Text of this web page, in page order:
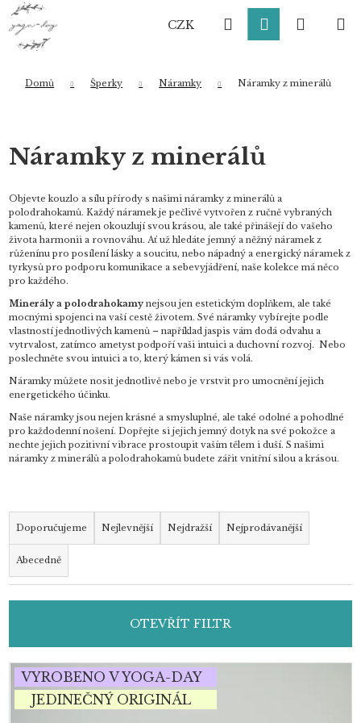
Přejít
obsah
CZK HledatPřihlášení
Domů Šperky Náramky Náramky z minerálů
Náramky z minerálů
Objevte kouzlo a sílu přírody s našimi náramky z minerálů a
polodrahokamů. Každý náramek je pečlivě vytvořen z ručně vybraných
kamenů, které nejen okouzlují svou krásou, ale také přinášejí do vašeho
života harmonii a rovnováhu. Ať už hledáte jemný a něžný náramek z
růženínu pro posílení lásky a soucitu, nebo nápadný a energický náramek z
tyrkysů pro podporu komunikace a sebevyjádření, naše kolekce má něco
pro každého.
Minerály a polodrahokamy nejsou jen estetickým doplňkem, ale také
mocnými spojenci na vaší cestě životem. Své náramky vybírejte podle
vlastností jednotlivých kamenů – například jaspis vám dodá odvahu a
vytrvalost, zatímco ametyst podpoří vaši intuici a duchovní rozvoj. Nebo
poslechněte svou intuici a to, který kámen si vás volá.
Náramky můžete nosit jednotlivě nebo je vrstvit pro umocnění jejich
energetického účinku.
Naše náramky jsou nejen krásné a smysluplné, ale také odolné a pohodlné
pro každodenní nošení. Dopřejte si jejich jemný dotyk na své pokožce a
nechte jejich pozitivní vibrace prostoupit vaším tělem i duší. S našimi
náramky z minerálů a polodrahokamů budete zářit vnitřní silou a krásou.
Ř
a
z
e
n
r
o
d
u
Doporučujeme Nejlevnější Nejdražší Nejprodávanější
Abecedně
OTEVŘÍT FILTR
V
ý
p
VYROBENO V YOGA-DAY
JEDINEČNÝ ORIGINÁL
K
o
Zpět
Zpět
HLEDAT
Doporučujeme